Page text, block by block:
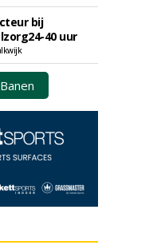
bij
40 uur